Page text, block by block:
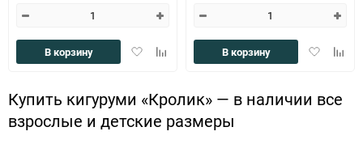
ДобавитьДобавить
В корзину
Добавить
В корзину
Купить кигуруми «Кролик» — в наличии все
взрослые и детские размеры